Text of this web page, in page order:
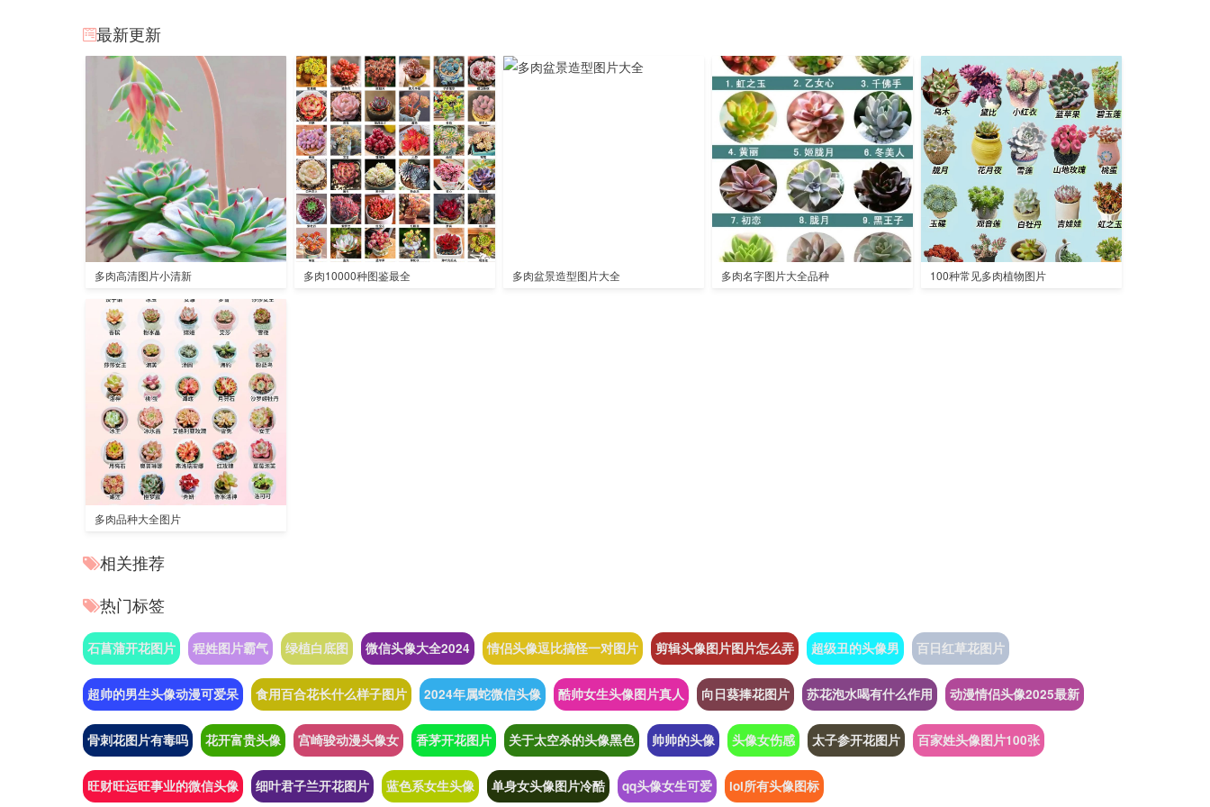
最新更新
多肉高清图片小清新 多肉10000种图鉴最全 多肉盆景造型图片大全 多肉名字图片大全品种 100种常见多肉植物图片
多肉品种大全图片
相关推荐
热门标签
石菖蒲开花图片 程姓图片霸气 绿植白底图 微信头像大全2024 情侣头像逗比搞怪一对图片 剪辑头像图片图片怎么弄 超级丑的头像男 百日红草花图片
超帅的男生头像动漫可爱呆 食用百合花长什么样子图片 2024年属蛇微信头像 酷帅女生头像图片真人 向日葵捧花图片 苏花泡水喝有什么作用 动漫情侣头像2025最新
骨刺花图片有毒吗 花开富贵头像 宫崎骏动漫头像女 香茅开花图片 关于太空杀的头像黑色 帅帅的头像 头像女伤感 太子参开花图片 百家姓头像图片100张
旺财旺运旺事业的微信头像 细叶君子兰开花图片 蓝色系女生头像 单身女头像图片冷酷 qq头像女生可爱 lol所有头像图标